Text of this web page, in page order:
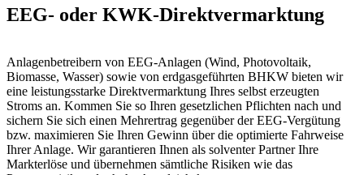
EEG- oder KWK-Direkt­vermarktung
Anlagenbetreibern von EEG-Anlagen (Wind, Photovoltaik,
Biomasse, Wasser) sowie von erdgasgeführten BHKW bieten wir
eine leistungsstarke Direktvermarktung Ihres selbst erzeugten
Stroms an. Kommen Sie so Ihren gesetzlichen Pflichten nach und
sichern Sie sich einen Mehrertrag gegenüber der EEG-Vergütung
bzw. maximieren Sie Ihren Gewinn über die optimierte Fahrweise
Ihrer Anlage. Wir garantieren Ihnen als solventer Partner Ihre
Markterlöse und übernehmen sämtliche Risiken wie das